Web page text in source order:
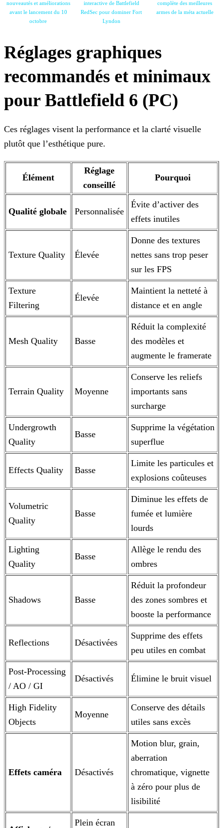
nouveautés et améliorations
avant lelancement du 10
octobre
interactive de Battlefield
RedSec pour dominer Fort
Lyndon
complète des meilleures
armes de laméta actuelle
Réglages graphiques
recommandés et minimaux
pour Battlefield 6 (PC)
Ces réglages visent la performance et la clarté visuelle
plutôt que l’esthétique pure.
Élément
Réglage
conseillé
Pourquoi
Qualité globale Personnalisée
Évite d’activer des
effets inutiles
Texture Quality Élevée
Donne des textures
nettes sans trop peser
sur les FPS
Texture
Filtering
Élevée
Maintient la netteté à
distance et en angle
Mesh Quality Basse
Réduit la complexité
des modèles et
augmente le framerate
Terrain Quality Moyenne
Conserve les reliefs
importants sans
surcharge
Undergrowth
Quality
Basse
Supprime la végétation
superflue
Effects Quality Basse
Limite les particules et
explosions coûteuses
Volumetric
Quality
Basse
Diminue les effets de
fumée et lumière
lourds
Lighting
Quality
Basse
Allège le rendu des
ombres
Shadows Basse
Réduit la profondeur
des zones sombres et
booste la performance
Reflections Désactivées
Supprime des effets
peu utiles en combat
Post-Processing
/ AO / GI
Désactivés Élimine le bruit visuel
High Fidelity
Objects
Moyenne
Conserve des détails
utiles sans excès
Effets caméra Désactivés
Motion blur, grain,
aberration
chromatique, vignette
à zéro pour plus de
lisibilité
Plein écran